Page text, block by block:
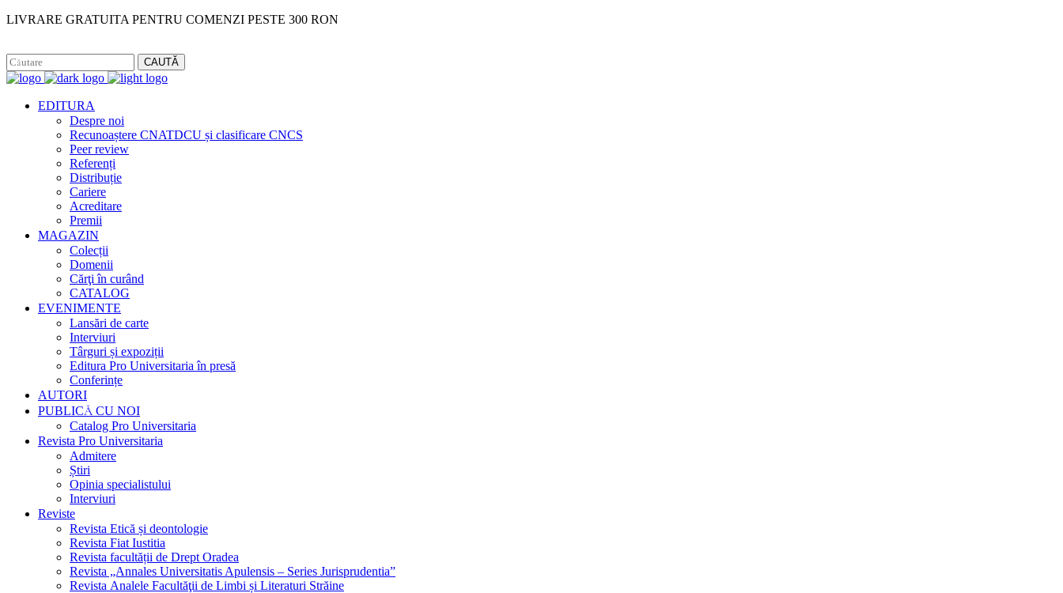
LIVRARE GRATUITA PENTRU COMENZI PESTE 300 RON
CAUTĂ
EDITURA
Despre noi
Recunoaștere CNATDCU și clasificare CNCS
Peer review
Referenți
Distribuție
Cariere
Acreditare
Premii
MAGAZIN
Colecții
Domenii
Cărţi în curând
CATALOG
EVENIMENTE
Lansări de carte
Interviuri
Târguri și expoziții
Editura Pro Universitaria în presă
Conferințe
AUTORI
PUBLICĂ CU NOI
Catalog Pro Universitaria
Revista Pro Universitaria
Admitere
Știri
Opinia specialistului
Interviuri
Reviste
Revista Etică și deontologie
Revista Fiat Iustitia
Revista facultății de Drept Oradea
Revista „Annales Universitatis Apulensis – Series Jurisprudentia”
Revista Analele Facultăţii de Limbi și Literaturi Străine